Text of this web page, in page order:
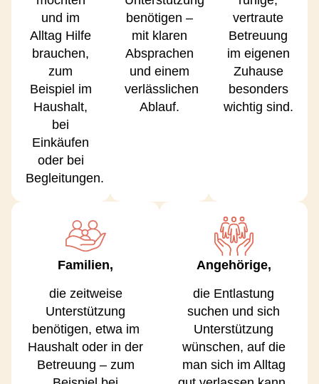
und im
Alltag Hilfe
brauchen,
zum
Beispiel im
Haushalt,
bei
Einkäufen
oder bei
Begleitungen.
benötigen –
mit klaren
Absprachen
und einem
verlässlichen
Ablauf.
vertraute
Betreuung
im eigenen
Zuhause
besonders
wichtig sind.
Familien,
die zeitweise
Unterstützung
benötigen, etwa im
Haushalt oder in der
Betreuung – zum
Angehörige,
die Entlastung
suchen und sich
Unterstützung
wünschen, auf die
man sich im Alltag